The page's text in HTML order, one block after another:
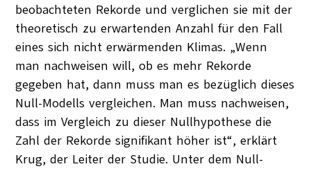
beobachteten Rekorde und verglichen sie mit der
theoretisch zu erwartenden Anzahl für den Fall
eines sich nicht erwärmenden Klimas. „Wenn
man nachweisen will, ob es mehr Rekorde
gegeben hat, dann muss man es bezüglich dieses
Null-Modells vergleichen. Man muss nachweisen,
dass im Vergleich zu dieser Nullhypothese die
Zahl der Rekorde signifikant höher ist“, erklärt
Krug, der Leiter der Studie. Unter dem Null-